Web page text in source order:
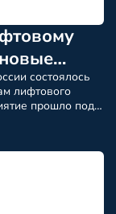
состоялось
лифтового
прошло под
совета,
занимающихся